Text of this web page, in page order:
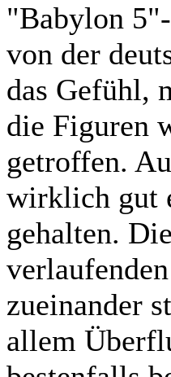
"Babylon
von der
das Gefühl,
die Figuren
getroffen.
wirklich gut
gehalten.
zueinander
allem